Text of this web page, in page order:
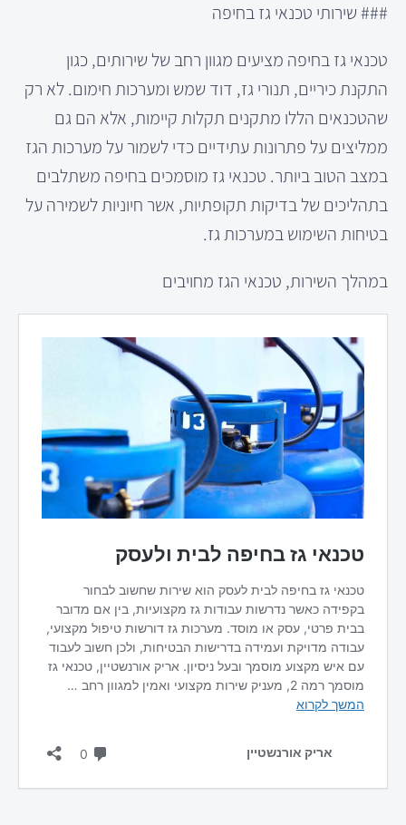
### שירותי טכנאי גז בחיפה
טכנאי גז בחיפה מציעים מגוון רחב של שירותים, כגון
התקנת כיריים, תנורי גז, דוד שמש ומערכות חימום. לא רק
שהטכנאים הללו מתקנים תקלות קיימות, אלא הם גם
ממליצים על פתרונות עתידיים כדי לשמור על מערכות הגז
במצב הטוב ביותר. טכנאי גז מוסמכים בחיפה משתלבים
בתהליכים של בדיקות תקופתיות, אשר חיוניות לשמירה על
בטיחות השימוש במערכות גז.
במהלך השירות, טכנאי הגז מחויבים